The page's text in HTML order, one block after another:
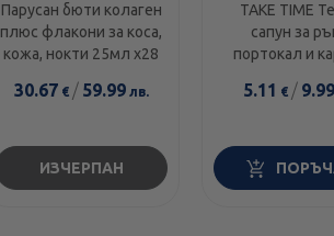
Парусан бюти колаген
плюс флакони за коса,
кожа, нокти 25мл х28
30.67 € / 59.99лв.
ИЗЧЕРПАН
TAKE TIME
сапун за
портокал и
5.11 € / 9.99